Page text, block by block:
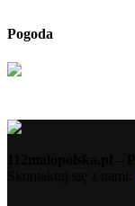
Pogoda